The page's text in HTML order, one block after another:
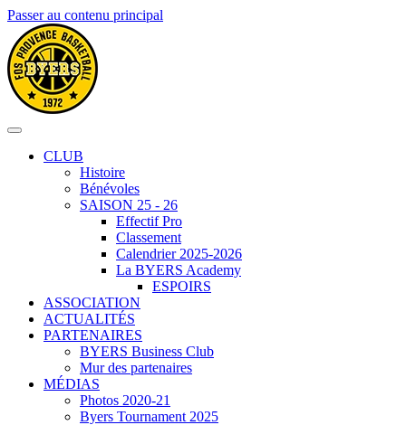
Passer au contenu principal
CLUB
Histoire
Bénévoles
SAISON 25 - 26
Effectif Pro
Classement
Calendrier 2025-2026
La BYERS Academy
ESPOIRS
ASSOCIATION
ACTUALITÉS
PARTENAIRES
BYERS Business Club
Mur des partenaires
MÉDIAS
Photos 2020-21
Byers Tournament 2025